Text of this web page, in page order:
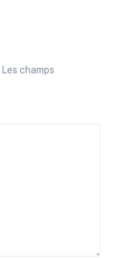
Les champs